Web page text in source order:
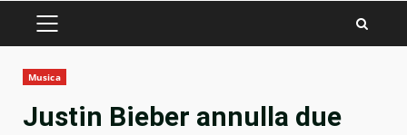
PRIMARY
Musica
Justin Bieber annulla due